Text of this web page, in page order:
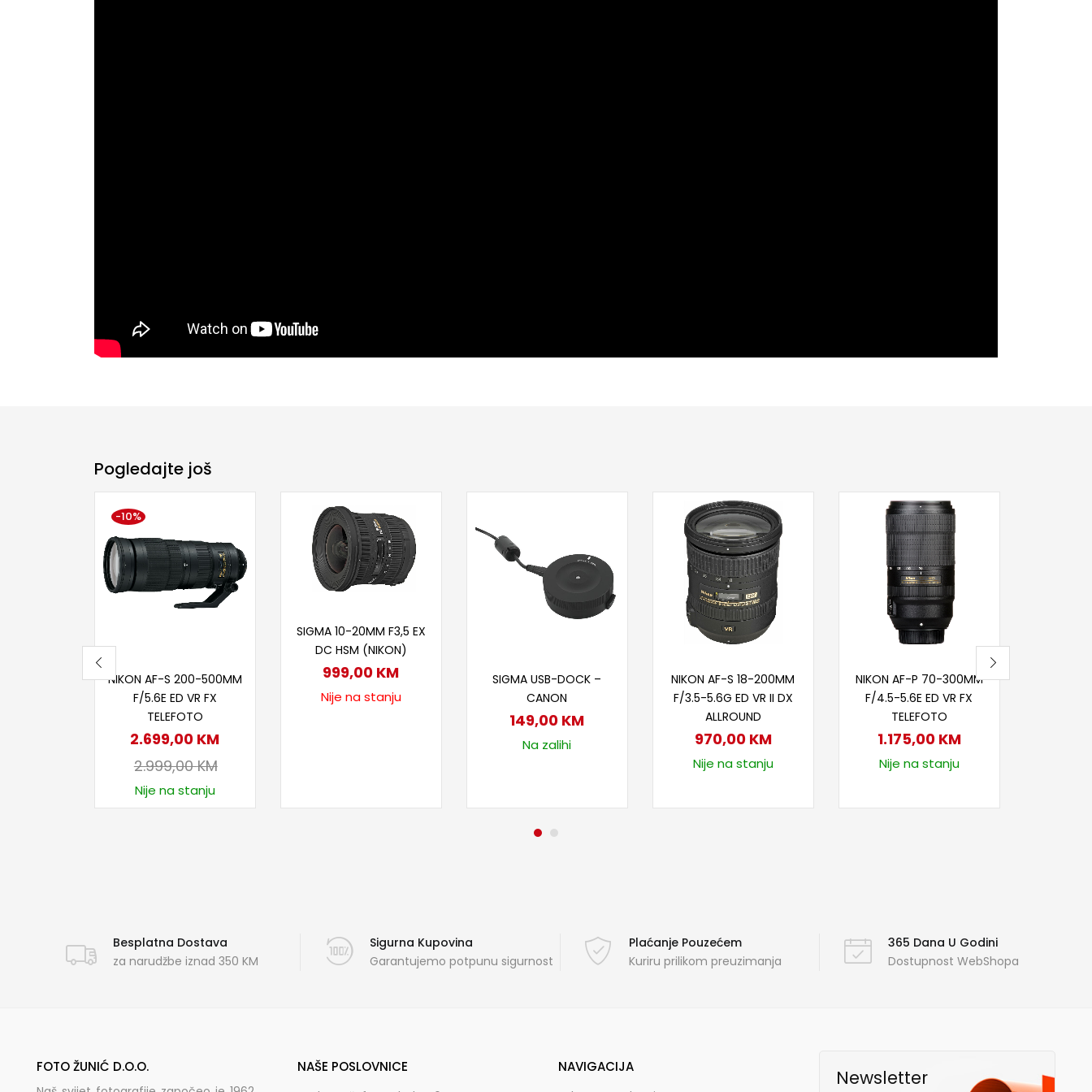
Pogledajte još
NIKON AF-S 200-500MM
F/5.6E ED VR FX
TELEFOTO
2.699,00 KM
2.999,00KM
-10%
Nije na stanju
SIGMA 10-20MM F3,5 EX
DC HSM (NIKON)
999,00 KM
Nije na stanju
SIGMA USB-DOCK –
CANON
149,00 KM
Na zalihi
NIKON AF-S 18-200MM
F/3.5-5.6G ED VR II DX
ALLROUND
970,00 KM
Nije na stanju
NIKON AF-P 70-300MM
F/4.5-5.6E ED VR FX
TELEFOTO
1.175,00 KM
Nije na stanju
Besplatna Dostava
za narudžbe iznad 350 KM
Sigurna Kupovina
Garantujemo potpunu sigurnost
Plaćanje Pouzećem
Kuriru prilikom preuzimanja
365 Dana U Godini
Dostupnost WebShopa
FOTO ŽUNIĆ D.O.O. NAŠE POSLOVNICE NAVIGACIJA Newsletter